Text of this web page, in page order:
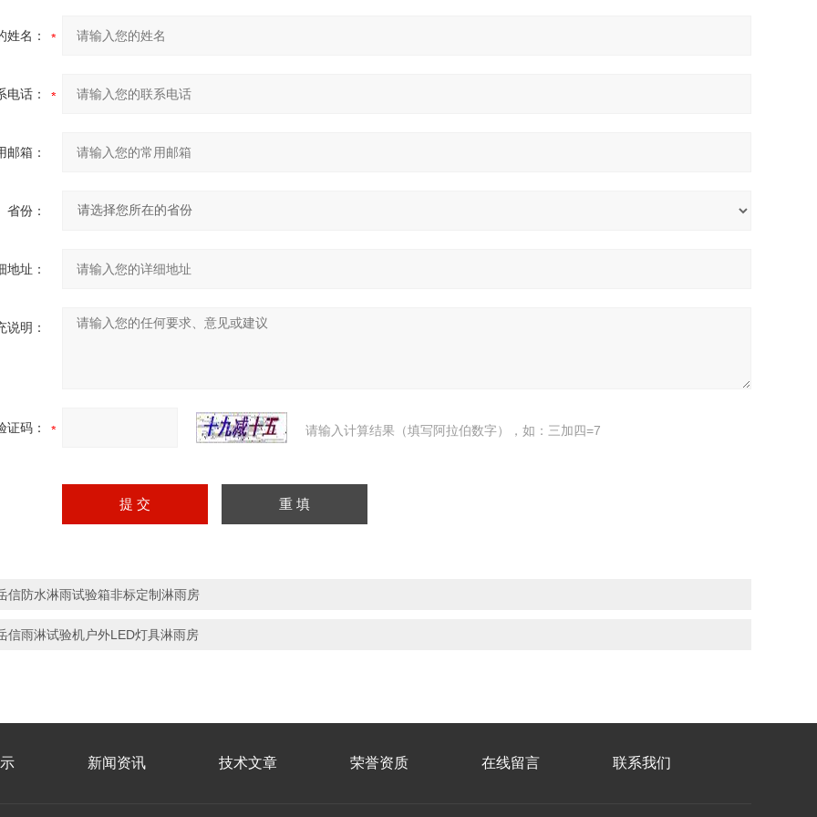
姓名：
电话：
邮箱：
省份：
地址：
说明：
证码： 请输入计算结果（填写阿拉伯数字），如：三加四=7
信防水淋雨试验箱非标定制淋雨房
信雨淋试验机户外LED灯具淋雨房
新闻资讯 技术文章 荣誉资质 在线留言 联系我们